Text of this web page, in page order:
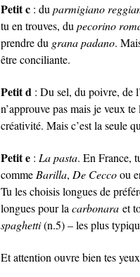
Petit c : du parmigiano
tu en trouves, du pecorino
prendre du grana padano.
être conciliante.
Petit d : Du sel, du poivre, de
n’approuve pas mais je veux
créativité. Mais c’est la seule
Petit e : La pasta. En France,
comme Barilla, De Ceccoou
Tu les choisis longues de
longues pour la carbonara et
spaghetti(n.5) – les plus
Et attention ouvre bien tes